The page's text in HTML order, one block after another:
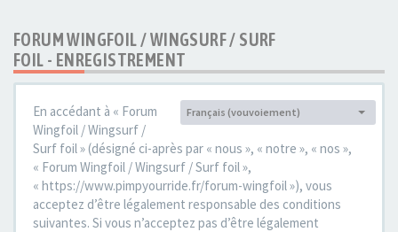
FORUM WINGFOIL / WINGSURF / SURF
FOIL - ENREGISTREMENT
Langue :
Français (vouvoiement)
En accédant à « Forum
Wingfoil / Wingsurf /
Surf foil » (désigné ci-après par « nous », « notre », « nos »,
« Forum Wingfoil / Wingsurf / Surf foil »,
« https://www.pimpyourride.fr/forum-wingfoil »), vous
acceptez d’être légalement responsable des conditions
suivantes. Si vous n’acceptez pas d’être légalement